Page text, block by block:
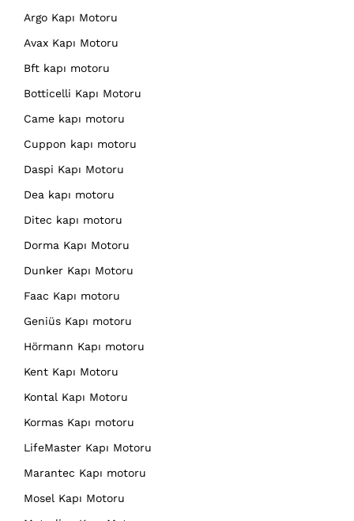
Argo Kapı Motoru
Avax Kapı Motoru
Bft kapı motoru
Botticelli Kapı Motoru
Came kapı motoru
Cuppon kapı motoru
Daspi Kapı Motoru
Dea kapı motoru
Ditec kapı motoru
Dorma Kapı Motoru
Dunker Kapı Motoru
Faac Kapı motoru
Geniüs Kapı motoru
Hörmann Kapı motoru
Kent Kapı Motoru
Kontal Kapı Motoru
Kormas Kapı motoru
LifeMaster Kapı Motoru
Marantec Kapı motoru
Mosel Kapı Motoru